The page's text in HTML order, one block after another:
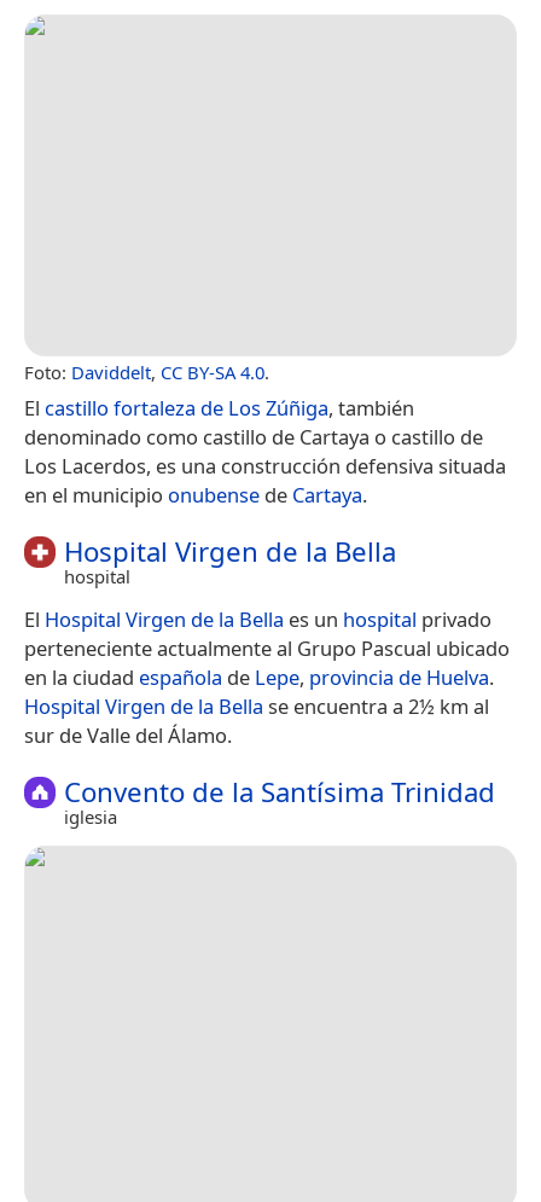
Foto: Daviddelt, CC BY-SA 4.0.
El castillo fortaleza de Los Zúñiga, también
denominado como castillo de Cartaya o castillo de
Los Lacerdos, es una construcción defensiva situada
en el municipio onubense de Cartaya.
Hospital Virgen de la Bella
hospital
El Hospital Virgen de la Bella es un hospital privado
perteneciente actualmente al Grupo Pascual​ ubicado
en la ciudad española de Lepe, provincia de Huelva.
Hospital Virgen de la Bella se encuentra a 2½ km al
sur de Valle del Álamo.
Convento de la Santísima Trinidad
iglesia